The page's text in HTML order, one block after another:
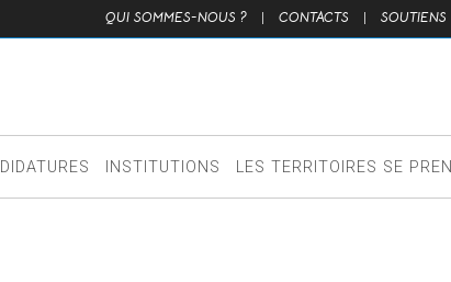
QUI SOMMES-NOUS ? | CONTACTS | SOUTIENS
INSTITUTIONS LES TERRITOIRES SE